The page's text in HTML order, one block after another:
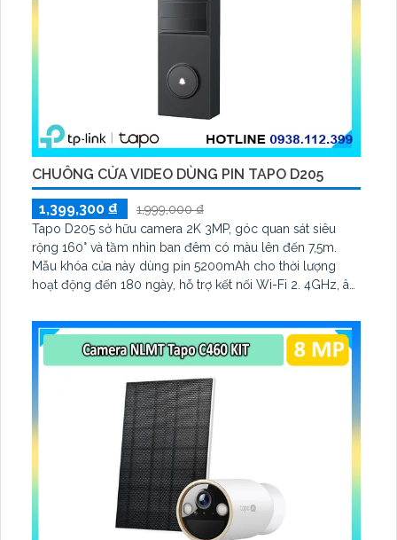
CHUÔNG CỬA VIDEO DÙNG PIN TAPO D205
1,399,300 ₫
1,999,000 ₫
Tapo D205 sở hữu camera 2K 3MP, góc quan sát siêu
rộng 160° và tầm nhìn ban đêm có màu lên đến 7,5m.
Mẫu khóa cửa này dùng pin 5200mAh cho thời lượng
hoạt động đến 180 ngày, hỗ trợ kết nối Wi-Fi 2. 4GHz, âm